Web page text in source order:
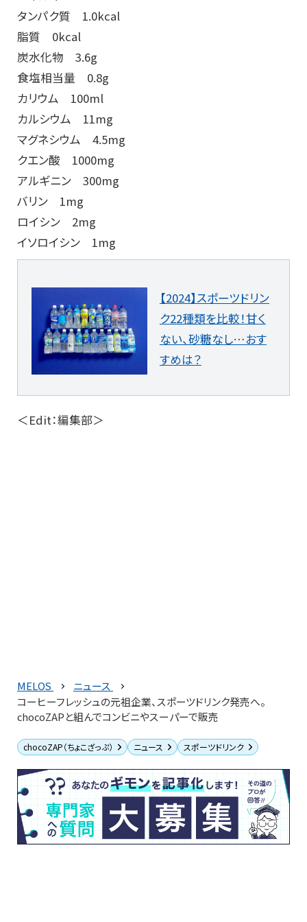
タンパク質 1.0kcal
脂質 0kcal
炭水化物 3.6g
食塩相当量 0.8g
カリウム 100ml
カルシウム 11mg
マグネシウム 4.5mg
クエン酸 1000mg
アルギニン 300mg
バリン 1mg
ロイシン 2mg
イソロイシン 1mg
【2024】スポーツドリン
ク22種類を比較！甘く
ない、砂糖なし…おす
すめは？
＜Edit：編集部＞
MELOS
ニュース
コーヒーフレッシュの元祖企業、スポーツドリンク発売へ。
chocoZAPと組んでコンビニやスーパーで販売
chocoZAP（ちょこざっぷ） ニュース スポーツドリンク